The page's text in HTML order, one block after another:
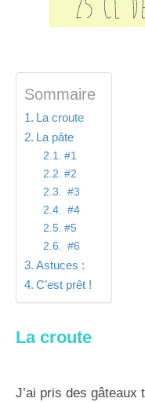
Sommaire
La croute
La pâte
#1
#2
#3
#4
#5
#6
Astuces :
C’est prêt !
La croute
J’ai pris des gâteaux